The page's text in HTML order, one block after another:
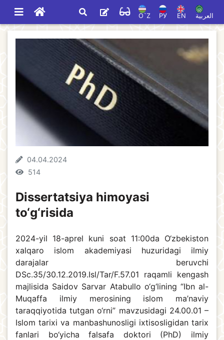
O`Z РУ EN العربية
04.04.2024
514
Dissertatsiya himoyasi
to‘g‘risida
2024-yil 18-aprel kuni soat 11:00da O‘zbekiston
xalqaro islom akademiyasi huzuridagi ilmiy
darajalar beruvchi
DSc.35/30.12.2019.Isl/Tar/F.57.01 raqamli kengash
majlisida Saidov Sarvar Atabullo o‘g‘lining “Ibn al-
Muqaffa ilmiy merosining islom ma’naviy
taraqqiyotida tutgan o‘rni” mavzusidagi 24.00.01 –
Islom tarixi va manbashunosligi ixtisosligidan tarix
fanlari bo‘yicha falsafa doktori (PhD) ilmiy